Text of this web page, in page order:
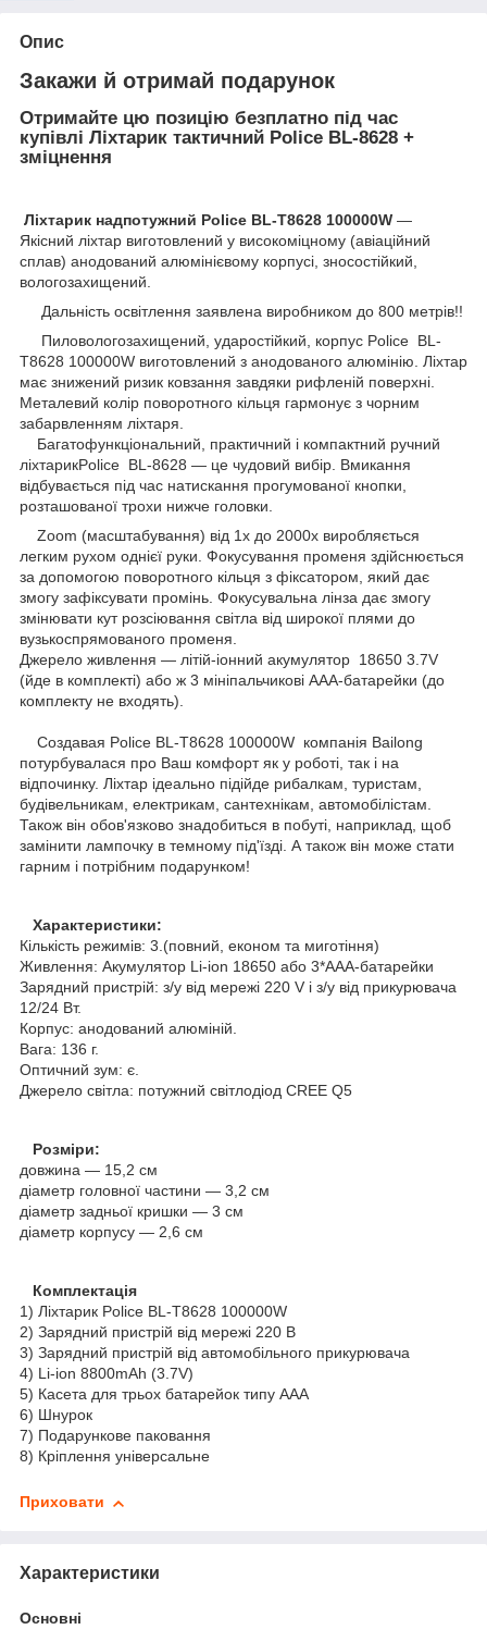
Опис
Закажи й отримай подарунок
Отримайте цю позицію безплатно під час
купівлі Ліхтарик тактичний Police BL-8628 +
зміцнення ​
Ліхтарик надпотужний Police BL-T8628 100000W —
Якісний ліхтар виготовлений у високоміцному (авіаційний
сплав) анодований алюмінієвому корпусі, зносостійкий,
вологозахищений.
Дальність освітлення заявлена виробником до 800 метрів!!
Пиловологозахищений, ударостійкий, корпус Police BL-
T8628 100000W виготовлений з анодованого алюмінію. Ліхтар
має знижений ризик ковзання завдяки рифленій поверхні.
Металевий колір поворотного кільця гармонує з чорним
забарвленням ліхтаря.
Багатофункціональний, практичний і компактний ручний
ліхтарикPolice BL-8628 — це чудовий вибір. Вмикання
відбувається під час натискання прогумованої кнопки,
розташованої трохи нижче головки.
Zoom (масштабування) від 1x до 2000х виробляється
легким рухом однієї руки. Фокусування променя здійснюється
за допомогою поворотного кільця з фіксатором, який дає
змогу зафіксувати промінь. Фокусувальна лінза дає змогу
змінювати кут розсіювання світла від широкої плями до
вузькоспрямованого променя.
Джерело живлення — літій-іонний акумулятор 18650 3.7V
(йде в комплекті) або ж 3 мініпальчикові ААА-батарейки (до
комплекту не входять).
Создавая Police BL-T8628 100000W компанія Bailong
потурбувалася про Ваш комфорт як у роботі, так і на
відпочинку. Ліхтар ідеально підійде рибалкам, туристам,
будівельникам, електрикам, сантехнікам, автомобілістам.
Також він обов'язково знадобиться в побуті, наприклад, щоб
замінити лампочку в темному під'їзді. А також він може стати
гарним і потрібним подарунком!
Характеристики:
Кількість режимів: 3.(повний, економ та миготіння)
Живлення: Акумулятор Li-ion 18650 або 3*ААА-батарейки
Зарядний пристрій: з/у від мережі 220 V і з/у від прикурювача
12/24 Вт.
Корпус: анодований алюміній.
Вага: 136 г.
Оптичний зум: є.
Джерело світла: потужний світлодіод CREE Q5
Розміри:
довжина — 15,2 см
діаметр головної частини — 3,2 см
діаметр задньої кришки — 3 см
діаметр корпусу — 2,6 см
Комплектація
1) Ліхтарик Police BL-T8628 100000W
2) Зарядний пристрій від мережі 220 В
3) Зарядний пристрій від автомобільного прикурювача
4) Li-ion 8800mAh (3.7V)
5) Касета для трьох батарейок типу ААА
6) Шнурок
7) Подарункове паковання
8) Кріплення універсальне
Приховати
Характеристики
Основні